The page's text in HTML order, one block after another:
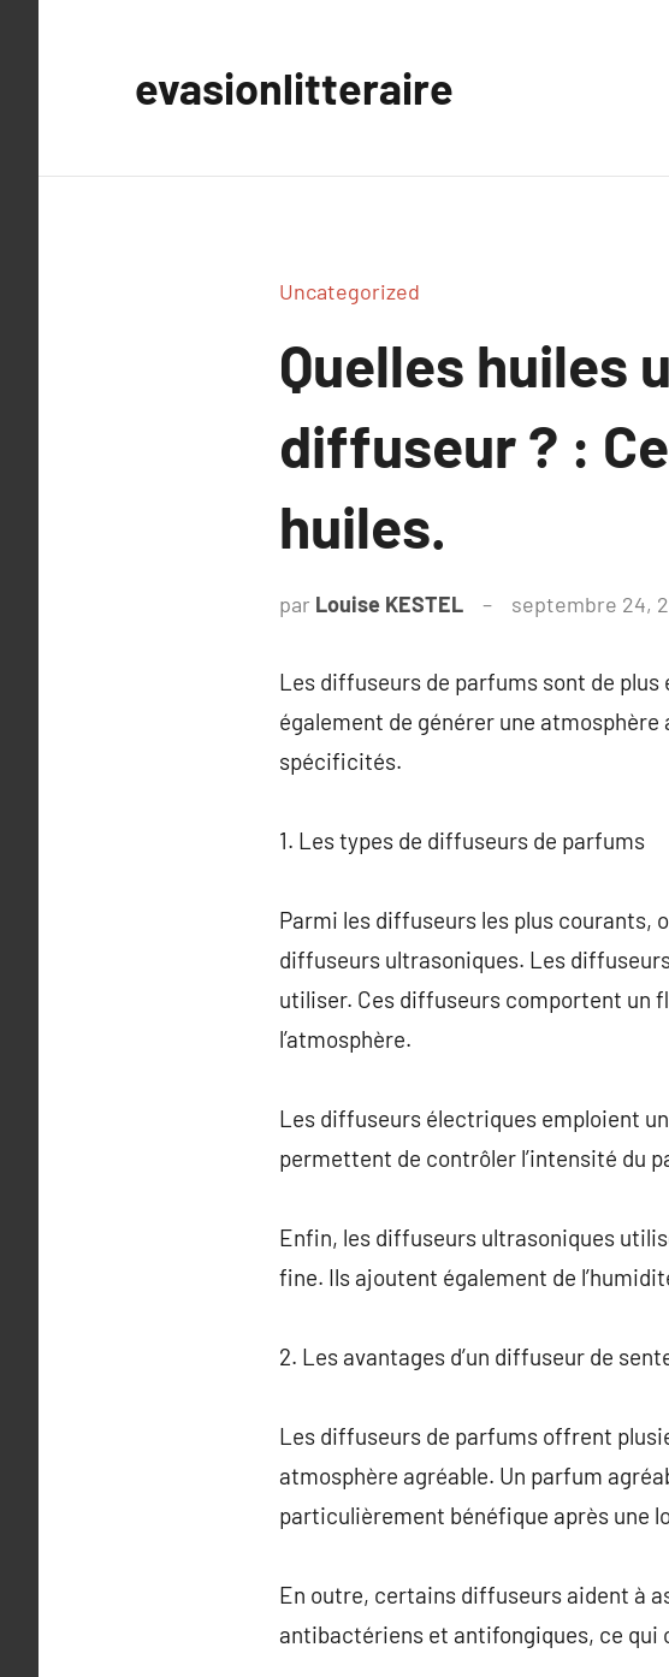
evasionlitteraire
Uncategorized
Quelles huiles
diffuseur ? :
huiles.
par Louise KESTEL septembre 24,
Les diffuseurs de parfums sont de plus
également de générer une
spécificités.
1. Les types de diffuseurs de parfums
Parmi les diffuseurs les plus courants,
diffuseurs ultrasoniques. Les
utiliser. Ces diffuseurs comportent un
l’atmosphère.
Les diffuseurs électriques emploient
permettent de contrôler l’intensité du
Enfin, les diffuseurs ultrasoniques
fine. Ils ajoutent également de
2. Les avantages d’un diffuseur de
Les diffuseurs de parfums offrent
atmosphère agréable. Un parfum
particulièrement bénéfique après une
En outre, certains diffuseurs aident à
antibactériens et antifongiques, ce qui